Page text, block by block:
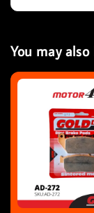
You may also